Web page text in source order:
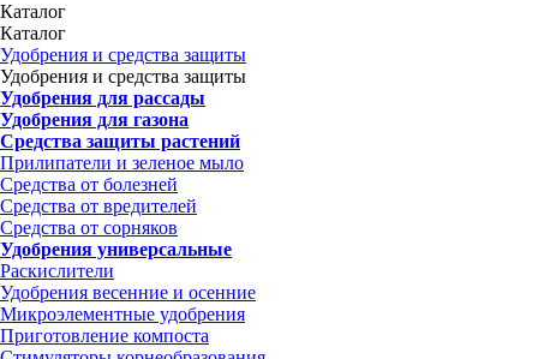
Каталог
Каталог
Удобрения и средства защиты
Удобрения и средства защиты
Удобрения для рассады
Удобрения для газона
Средства защиты растений
Прилипатели и зеленое мыло
Средства от болезней
Средства от вредителей
Средства от сорняков
Удобрения универсальные
Раскислители
Удобрения весенние и осенние
Микроэлементные удобрения
Приготовление компоста